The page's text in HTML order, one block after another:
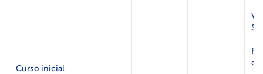
Curso inicial